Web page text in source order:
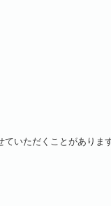
いただくことがあります